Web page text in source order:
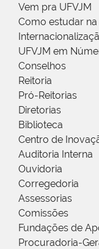
Vem pra UFVJM
Como estudar na
UFVJM em
Conselhos
Reitoria
Pró-Reitorias
Diretorias
Biblioteca
Centro de
Auditoria Interna
Ouvidoria
Corregedoria
Assessorias
Comissões
Fundações de
Procuradoria-